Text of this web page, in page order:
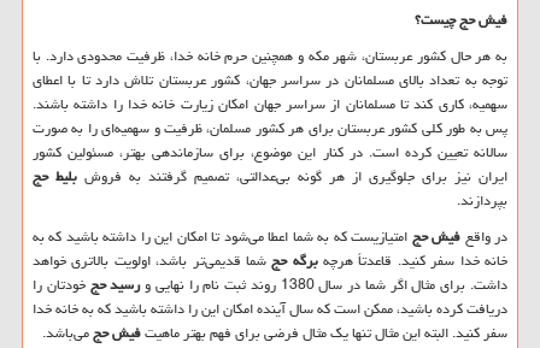
فیش حج چیست؟
به ‌هر حال کشور عربستان، شهر مکه و همچنین حرم خانه خدا، ظرفیت محدودی دارد. با
توجه به تعداد بالای مسلمانان در سراسر جهان، کشور عربستان تلاش دارد تا با اعطای
سهمیه، کاری کند تا مسلمانان از سراسر جهان امکان زیارت خانه خدا را داشته باشند.
پس به‌ طور کلی کشور عربستان برای هر کشور مسلمان، ظرفیت و سهمیه‌ای را به‌ صورت
سالانه تعیین کرده‌ است. در کنار این موضوع، برای سازماندهی بهتر، مسئولین کشور
ایران نیز برای جلوگیری از هر گونه بی‌عدالتی، تصمیم گرفتند به فروش بلیط حج
بپردازند.
در واقعفیش حجامتیازیست که به شما اعطا می‌شود تا امکان این را داشته باشید که به
خانه خدا سفر کنید. قاعدتاً هرچهبرگه حجشما قدیمی‌تر باشد، اولویت بالاتری خواهد
داشت. برای مثال اگر شما در سال 1380 روند ثبت نام را نهایی و
رسید حجخودتان را
دریافت کرده باشید، ممکن است که سال آینده امکان این را داشته باشید که به خانه خدا
سفر کنید. البته این مثال تنها یک مثال فرضی برای فهم بهتر ماهیتفیش حجمی‌باشد.